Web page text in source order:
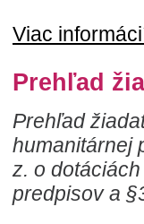
Viac
Prehľad
Prehľad
humanitárnej
z. o
predpisov a